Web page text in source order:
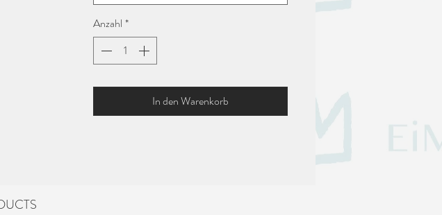
Anzahl *
In den Warenkorb